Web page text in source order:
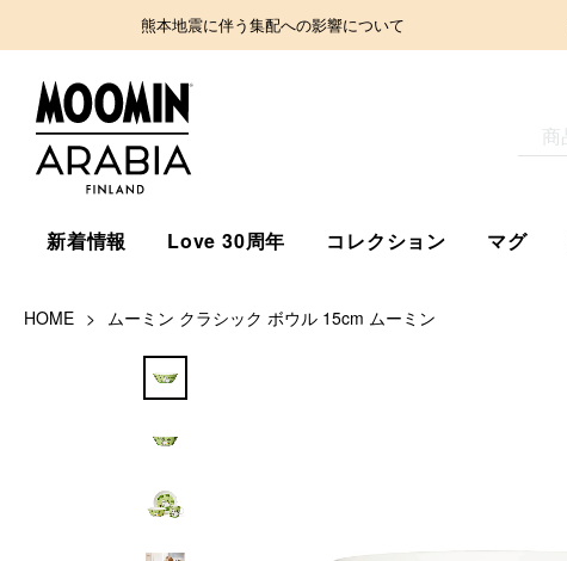
熊本地震に伴う集配への影響について
新着情報 Love 30周年 コレクション マグ
HOME ムーミン クラシック ボウル 15cm ムーミン